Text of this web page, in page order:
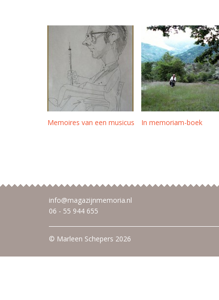
Memoires van een musicus In memoriam-boek
info@magazijnmemoria.nl
06 - 55 944 655
© Marleen Schepers 2026